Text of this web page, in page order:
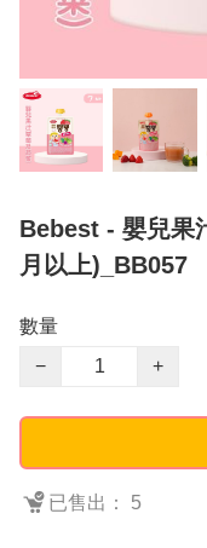
Bebest - 嬰兒果
月以上)_BB057
數量
−
+
已售出： 5